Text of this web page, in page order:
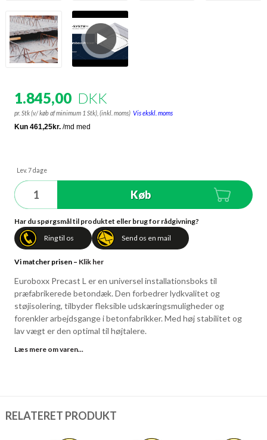
1.845,00 DKK
pr. Stk (v/ køb af minimum 1 Stk), (inkl. moms) Vis ekskl. moms
Lev. 7 dage
Køb
Har du spørgsmål til produktet eller brug for rådgivning?
Ring til os
Send os en mail
Vi matcher prisen – Klik her
Euroboxx Precast L er en universel installationsboks til
præfabrikerede betondæk. Den forbedrer lydkvalitet og
støjisolering, tilbyder fleksible udskæringsmuligheder og
forenkler arbejdsgange i betonfabrikker. Med høj stabilitet og
lav vægt er den optimal til højtalere.
Læs mere om varen...
RELATERET PRODUKT